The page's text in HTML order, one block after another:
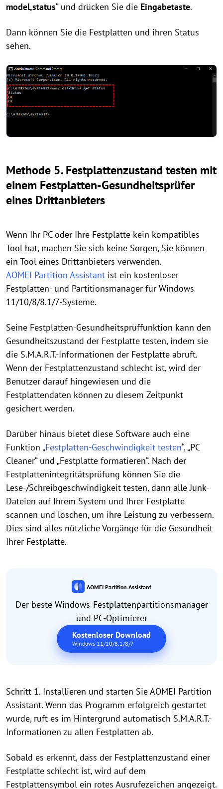
model,status“ und drücken Sie die Eingabetaste.
Dann können Sie die Festplatten und ihren Status
sehen.
Methode 5. Festplattenzustand testen mit
einem Festplatten-Gesundheitsprüfer
eines Drittanbieters
Wenn Ihr PC oder Ihre Festplatte kein kompatibles
Tool hat, machen Sie sich keine Sorgen, Sie können
ein Tool eines Drittanbieters verwenden.
AOMEI Partition Assistant ist ein kostenloser
Festplatten- und Partitionsmanager für Windows
11/10/8/8.1/7-Systeme.
Seine Festplatten-Gesundheitsprüffunktion kann den
Gesundheitszustand der Festplatte testen, indem sie
die S.M.A.R.T.-Informationen der Festplatte abruft.
Wenn der Festplattenzustand schlecht ist, wird der
Benutzer darauf hingewiesen und die
Festplattendaten können zu diesem Zeitpunkt
gesichert werden.
Darüber hinaus bietet diese Software auch eine
Funktion „Festplatten-Geschwindigkeit testen“, „PC
Cleaner“ und „Festplatte formatieren“. Nach der
Festplattenintegritätsprüfung können Sie die
Lese-/Schreibgeschwindigkeit testen, dann alle Junk-
Dateien auf Ihrem System und Ihrer Festplatte
scannen und löschen, um ihre Leistung zu verbessern.
Dies sind alles nützliche Vorgänge für die Gesundheit
Ihrer Festplatte.
AOMEI Partition Assistant
Der beste Windows-Festplattenpartitionsmanager
und PC-Optimierer
Kostenloser Download
Windows 11/10/8.1/8/7
Schritt 1. Installieren und starten Sie AOMEI Partition
Assistant. Wenn das Programm erfolgreich gestartet
wurde, ruft es im Hintergrund automatisch S.M.A.R.T.-
Informationen zu allen Festplatten ab.
Sobald es erkennt, dass der Festplattenzustand einer
Festplatte schlecht ist, wird auf dem
Festplattensymbol ein rotes Ausrufezeichen angezeigt.